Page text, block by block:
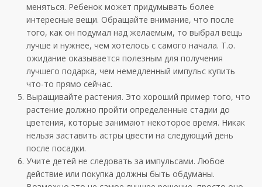
меняться. Ребенок может придумывать более
интересные вещи. Обращайте внимание, что после
того, как он подумал над желаемым, то выбрал вещь
лучше и нужнее, чем хотелось с самого начала. Т.о.
ожидание оказывается полезным для получения
лучшего подарка, чем немедленный импульс купить
что-то прямо сейчас.
Выращивайте растения. Это хороший пример того, что
растение должно пройти определенные стадии до
цветения, которые занимают некоторое время. Никак
нельзя заставить астры цвести на следующий день
после посадки.
Учите детей не следовать за импульсами. Любое
действие или покупка должны быть обдуманы.